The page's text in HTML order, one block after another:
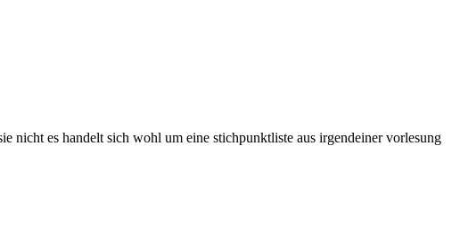
nicht es handelt sich wohl um eine stichpunktliste aus irgendeiner vorlesung